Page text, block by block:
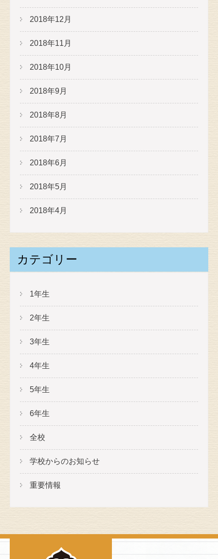
2018年12月
2018年11月
2018年10月
2018年9月
2018年8月
2018年7月
2018年6月
2018年5月
2018年4月
カテゴリー
1年生
2年生
3年生
4年生
5年生
6年生
全校
学校からのお知らせ
重要情報